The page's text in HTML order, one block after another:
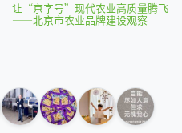
让“京字号”现代农业高质量腾飞
——北京市农业品牌建设观察